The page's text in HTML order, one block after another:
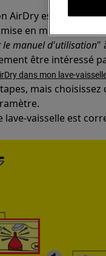
AirDry est activée.
en marche se
le manuel d'utilisation"
être intéressé
dans mon lave-
mais
lave-vaisselle est